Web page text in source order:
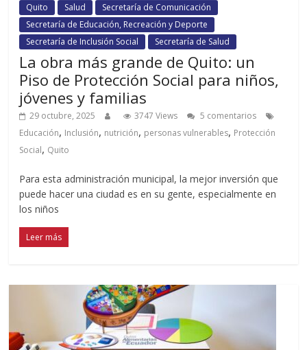
Quito
Salud
Secretaría de Comunicación
Secretaría de Educación, Recreación y Deporte
Secretaría de Inclusión Social
Secretaría de Salud
La obra más grande de Quito: un
Piso de Protección Social para niños,
jóvenes y familias
29 octubre, 2025 3747 Views
5 comentarios
Educación, Inclusión, nutrición, personas vulnerables, Protección
Social, Quito
Para esta administración municipal, la mejor inversión que
puede hacer una ciudad es en su gente, especialmente en
los niños
Leer más